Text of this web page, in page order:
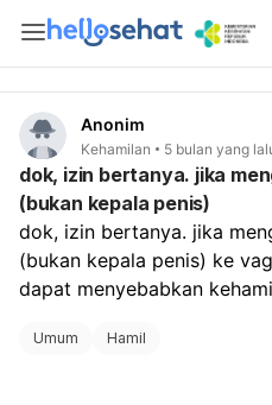
Anonim
Kehamilan 5 bulan yang
dok, izin bertanya. jika
(bukan kepala penis)
dok, izin bertanya. jika
(bukan kepala penis) ke
dapat menyebabkan
Umum Hamil